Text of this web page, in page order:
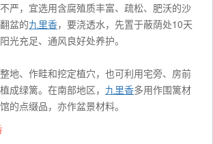
严，宜选用含腐殖质丰富、疏松、肥沃的沙
盆的九里香，要浇透水，先置于蔽荫处10天
光充足、通风良好处养护。
地、作畦和挖定植穴，也可利用宅旁、房前
成绿篱。在南部地区， 九里香多用作围篱材
的点缀品，亦作盆景材料。